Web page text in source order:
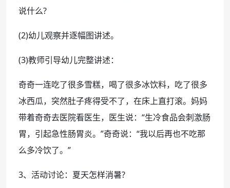
说什么?
(2)幼儿观察并逐幅图讲述。
(3)教师引导幼儿完整讲述：
奇奇一连吃了很多雪糕，喝了很多冰饮料，吃了很多
冰西瓜，突然肚子疼得受不了，在床上直打滚。妈妈
带着奇奇去医院看医生，医生说：“生冷食品会刺激肠
胃，引起急性肠胃炎。”奇奇说：“我以后再也不吃那
么多冷饮了。”
3、活动讨论：夏天怎样消暑?